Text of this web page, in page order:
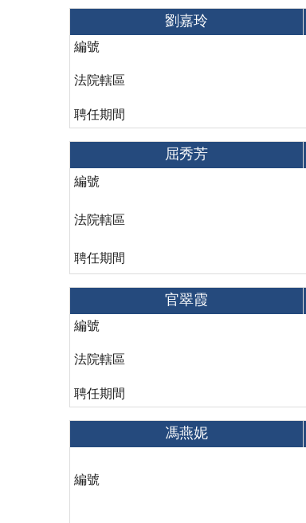
劉嘉玲
編號
法院轄區
聘任期間
屈秀芳
編號
法院轄區
聘任期間
官翠霞
編號
法院轄區
聘任期間
馮燕妮
編號